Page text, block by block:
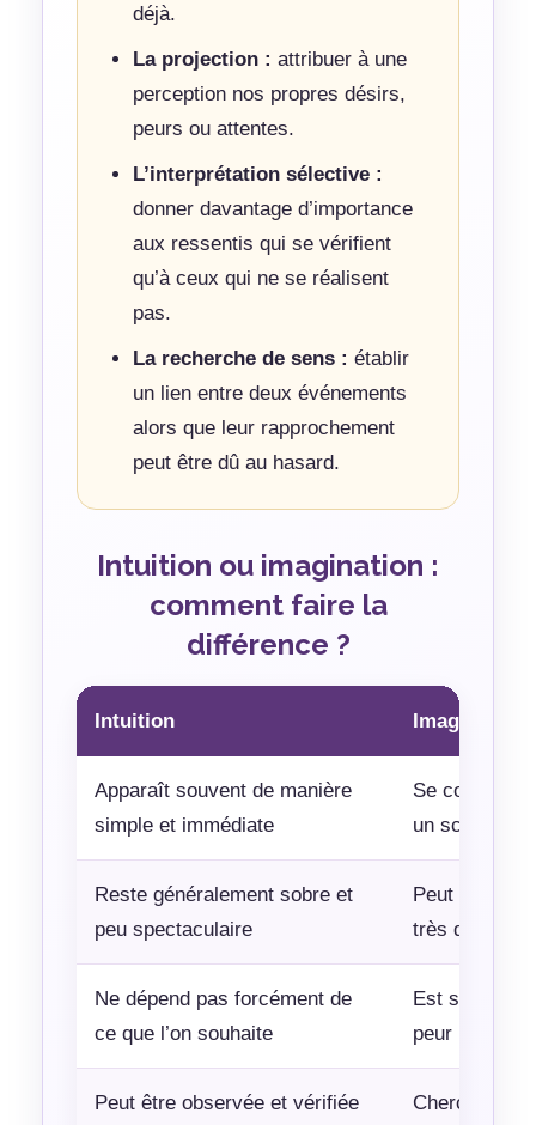
déjà.
La projection : attribuer à une
perception nos propres désirs,
peurs ou attentes.
L’interprétation sélective :
donner davantage d’importance
aux ressentis qui se vérifient
qu’à ceux qui ne se réalisent
pas.
La recherche de sens : établir
un lien entre deux événements
alors que leur rapprochement
peut être dû au hasard.
Intuition ou imagination :
comment faire la
différence ?
Intuition
Apparaît souvent de manière
simple et immédiate
Se construit
un scénario
Reste généralement sobre et
peu spectaculaire
Peut devenir
très détaillée
Ne dépend pas forcément de
ce que l’on souhaite
Est souvent
peur
Peut être observée et vérifiée
Cherche